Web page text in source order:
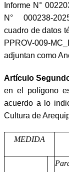
Informe N°
N° 000238-
cuadro de datos
PPROV-009-
adjuntan como
Artículo
en el polígono
acuerdo a lo
Cultura de
MEDIDA